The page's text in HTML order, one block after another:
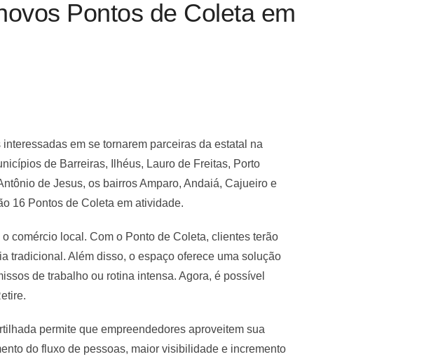
Pontos de Coleta em
em se tornarem parceiras da estatal na
de Barreiras, Ilhéus, Lauro de Freitas, Porto
de Jesus, os bairros Amparo, Andaiá, Cajueiro e
16 Pontos de Coleta em atividade.
comércio local. Com o Ponto de Coleta, clientes terão
tradicional. Além disso, o espaço oferece uma solução
de trabalho ou rotina intensa. Agora, é possível
permite que empreendedores aproveitem sua
do fluxo de pessoas, maior visibilidade e incremento